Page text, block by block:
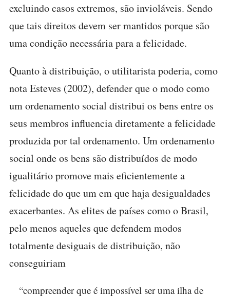
excluindo casos extremos, são invioláveis. Sendo
que tais direitos devem ser mantidos porque são
uma condição necessária para a felicidade.
Quanto à distribuição, o utilitarista poderia, como
nota Esteves (2002), defender que o modo como
um ordenamento social distribui os bens entre os
seus membros influencia diretamente a felicidade
produzida por tal ordenamento. Um ordenamento
social onde os bens são distribuídos de modo
igualitário promove mais eficientemente a
felicidade do que um em que haja desigualdades
exacerbantes. As elites de países como o Brasil,
pelo menos aqueles que defendem modos
totalmente desiguais de distribuição, não
conseguiriam
“compreender que é impossível ser uma ilha de